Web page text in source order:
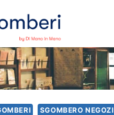
SGOMBERO NEGOZI